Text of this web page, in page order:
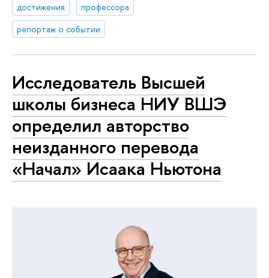
достижения
профессора
репортаж о событии
Исследователь Высшей
школы бизнеса НИУ ВШЭ
определил авторство
неизданного перевода
«Начал» Исаака Ньютона